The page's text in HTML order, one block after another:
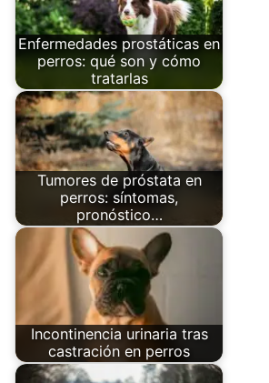
Enfermedades prostáticas en
perros: qué son y cómo
tratarlas
Tumores de próstata en
perros: síntomas,
pronóstico…
Incontinencia urinaria tras
castración en perros